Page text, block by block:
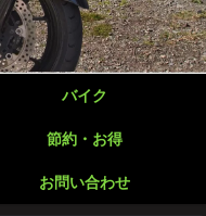
バイク
節約・お得
お問い合わせ